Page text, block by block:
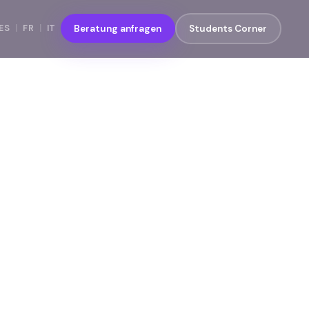
ES FR IT Beratung anfragen Students Corner